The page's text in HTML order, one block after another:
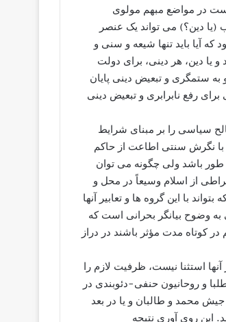
در مواضع مبهم مولوی
دین؟) می تواند یک عنصر
آیا باید تنها شیعه و سنی و
دین، هر دینی، برای دولت
ستمگری و تبعیض دینی پایان
رفع نابرابری و تبعیض دینی
سیاسی را بر مبنای شرایط
با نگرش سنتی اطاعت از حاکم
طور باشد ولی چگونه می توان
از اسلام وسیعاً در محل و
با این گروه ها و تعابیر آنها
به وضوح بیانگر بحرانی است که
کوتاه مدت مؤثر باشند در دراز
استثنا نیست، ظرفیت لازم را
و روحانیون حنفی-دئوبندی در
محمد و طالبان و یا در بعد
روی آوری نتیجه